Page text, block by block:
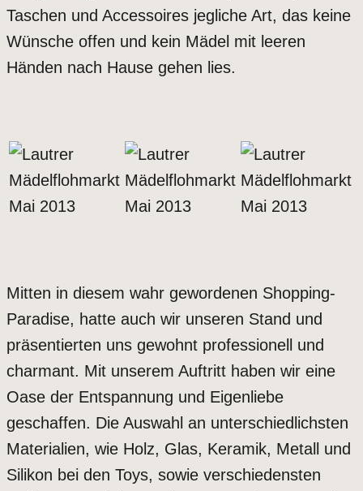
Taschen und Accessoires jegliche Art, das keine
Wünsche offen und kein Mädel mit leeren
Händen nach Hause gehen lies.
Mitten in diesem wahr gewordenen Shopping-
Paradise, hatte auch wir unseren Stand und
präsentierten uns gewohnt professionell und
charmant. Mit unserem Auftritt haben wir eine
Oase der Entspannung und Eigenliebe
geschaffen. Die Auswahl an unterschiedlichsten
Materialien, wie Holz, Glas, Keramik, Metall und
Silikon bei den Toys, sowie verschiedensten